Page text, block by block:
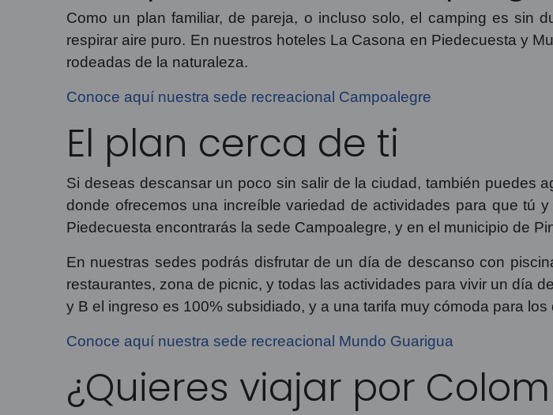
Como un plan familiar, de pareja, o incluso solo, el camping es sin
respirar aire puro. En nuestros hoteles La Casona en Piedecuesta y
rodeadas de la naturaleza.
Conoce aquí nuestra sede recreacional Campoalegre
El plan cerca de ti
Si deseas descansar un poco sin salir de la ciudad, también puedes
donde ofrecemos una increíble variedad de actividades para que tú
Piedecuesta encontrarás la sede Campoalegre, y en el municipio de
En nuestras sedes podrás disfrutar de un día de descanso con
restaurantes, zona de picnic, y todas las actividades para vivir un día
y B el ingreso es 100% subsidiado, y a una tarifa muy cómoda para
Conoce aquí nuestra sede recreacional Mundo Guarigua
¿Quieres viajar por